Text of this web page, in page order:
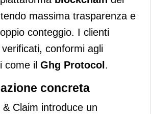
massima trasparenza e
conteggio. I clienti
conformi agli
come il Ghg Protocol .
concreta
Claim introduce un